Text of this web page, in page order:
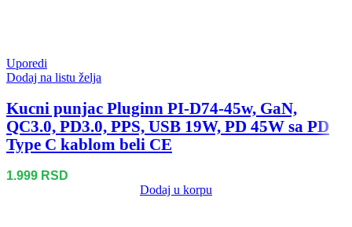
Uporedi
Dodaj na listu želja
Kucni punjac Pluginn PI-D74-45w, GaN,
QC3.0, PD3.0, PPS, USB 19W, PD 45W sa PD
Type C kablom beli CE
1.999 RSD
Dodaj u korpu